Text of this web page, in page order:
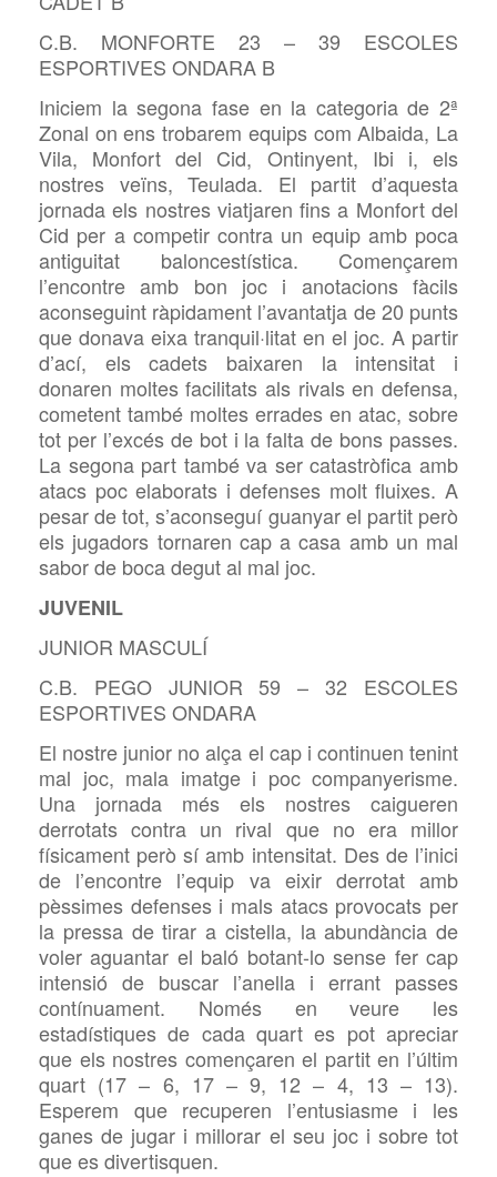
C.B. MONFORTE 23 – 39 ESCOLES
ESPORTIVES ONDARA B
Iniciem la segona fase en la categoria de 2ª
Zonal on ens trobarem equips com Albaida, La
Vila, Monfort del Cid, Ontinyent, Ibi i, els
nostres veïns, Teulada. El partit d’aquesta
jornada els nostres viatjaren fins a Monfort del
Cid per a competir contra un equip amb poca
antiguitat baloncestística. Començarem
l’encontre amb bon joc i anotacions fàcils
aconseguint ràpidament l’avantatja de 20 punts
que donava eixa tranquil·litat en el joc. A partir
d’ací, els cadets baixaren la intensitat i
donaren moltes facilitats als rivals en defensa,
cometent també moltes errades en atac, sobre
tot per l’excés de bot i la falta de bons passes.
La segona part també va ser catastròfica amb
atacs poc elaborats i defenses molt fluixes. A
pesar de tot, s’aconseguí guanyar el partit però
els jugadors tornaren cap a casa amb un mal
sabor de boca degut al mal joc.
JUVENIL
JUNIOR MASCULÍ
C.B. PEGO JUNIOR 59 – 32 ESCOLES
ESPORTIVES ONDARA
El nostre junior no alça el cap i continuen tenint
mal joc, mala imatge i poc companyerisme.
Una jornada més els nostres caigueren
derrotats contra un rival que no era millor
físicament però sí amb intensitat. Des de l’inici
de l’encontre l’equip va eixir derrotat amb
pèssimes defenses i mals atacs provocats per
la pressa de tirar a cistella, la abundància de
voler aguantar el baló botant-lo sense fer cap
intensió de buscar l’anella i errant passes
contínuament. Només en veure les
estadístiques de cada quart es pot apreciar
que els nostres començaren el partit en l’últim
quart (17 – 6, 17 – 9, 12 – 4, 13 – 13).
Esperem que recuperen l’entusiasme i les
ganes de jugar i millorar el seu joc i sobre tot
que es divertisquen.